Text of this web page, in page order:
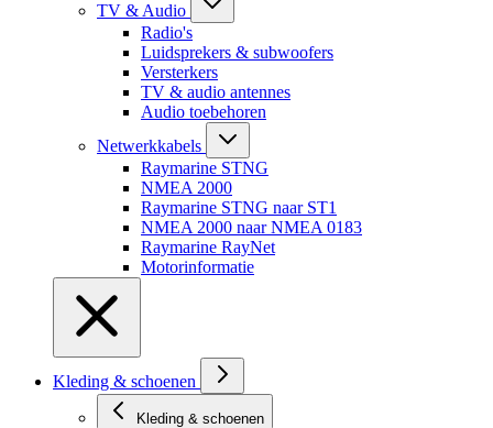
TV & Audio
Radio's
Luidsprekers & subwoofers
Versterkers
TV & audio antennes
Audio toebehoren
Netwerkkabels
Raymarine STNG
NMEA 2000
Raymarine STNG naar ST1
NMEA 2000 naar NMEA 0183
Raymarine RayNet
Motorinformatie
Kleding & schoenen
Kleding & schoenen